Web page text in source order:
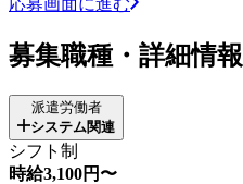
応募画面に進む
募集職種・詳細情報
派遣労働者
システム関連
シフト制
時給3,100円〜